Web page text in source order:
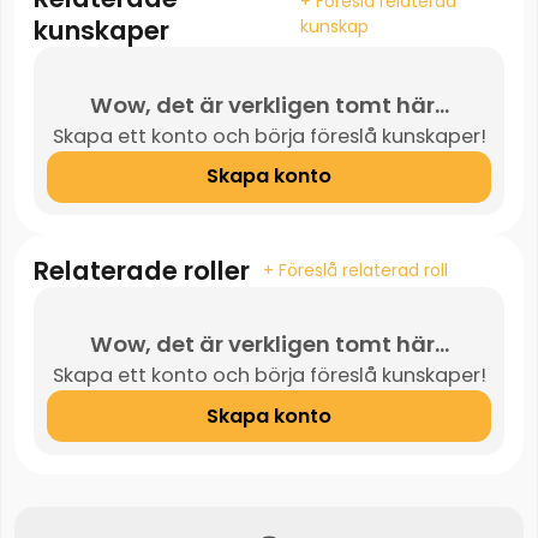
kunskaper
kunskap
Wow, det är verkligen tomt här...
Skapa ett konto och börja föreslå kunskaper!
Skapa konto
Relaterade roller + Föreslå relaterad roll
Wow, det är verkligen tomt här...
Skapa ett konto och börja föreslå kunskaper!
Skapa konto